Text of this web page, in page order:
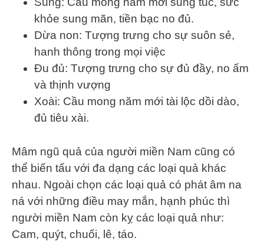
khỏe sung mãn, tiền bạc no đủ.
Dừa non: Tượng trưng cho sự suôn sẻ,
hanh thông trong mọi việc
Đu đủ: Tượng trưng cho sự đủ đầy, no ấm
và thịnh vượng
Xoài: Cầu mong năm mới tài lộc dồi dào,
đủ tiêu xài.
Mâm ngũ quả của người miền Nam cũng có
thể biến tấu với đa dạng các loại quả khác
nhau. Ngoài chọn các loại quả có phát âm na
ná với những điều may mắn, hạnh phúc thì
người miền Nam còn kỵ các loại quả như:
Cam, quýt, chuối, lê, táo.